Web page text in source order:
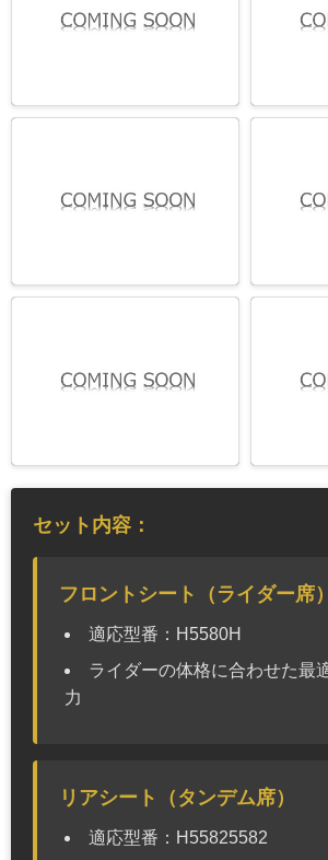
セット内容：
フロントシート（ライダー席）
適応型番：H5580H
ライダーの体格に合わせた最
力
リアシート（タンデム席）
適応型番：H55825582